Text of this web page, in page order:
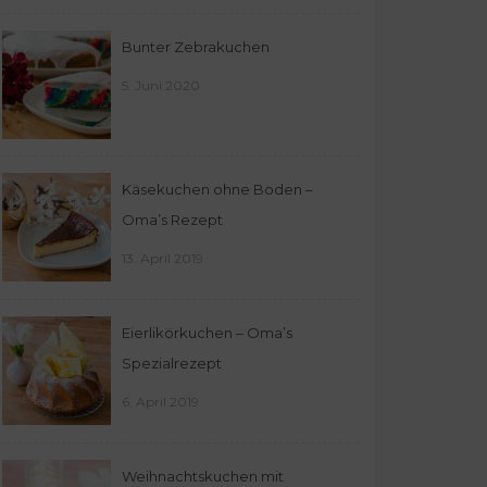
Bunter Zebrakuchen
5. Juni 2020
Käsekuchen ohne Boden –
Oma’s Rezept
13. April 2019
Eierlikörkuchen – Oma’s
Spezialrezept
6. April 2019
Weihnachtskuchen mit